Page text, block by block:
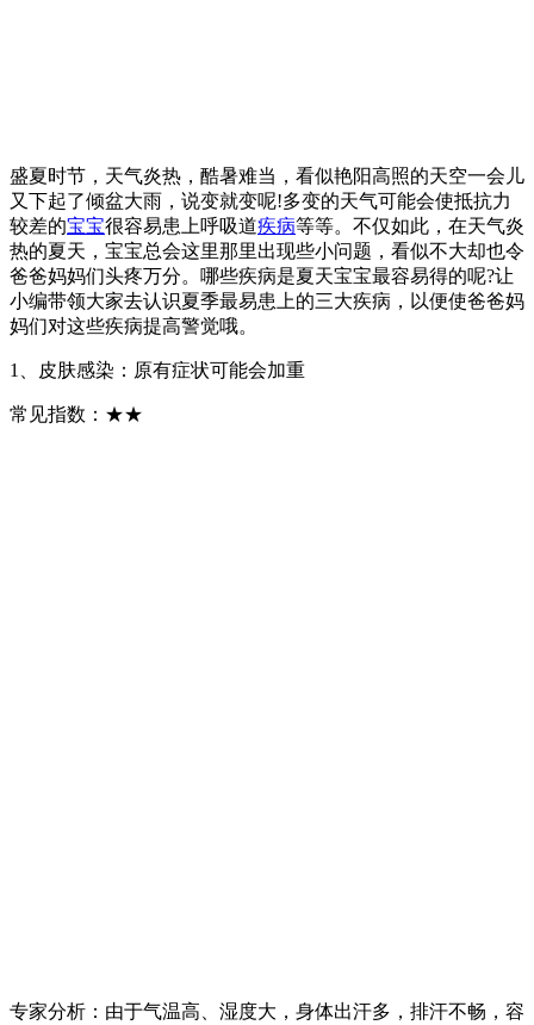
盛夏时节，天气炎热，酷暑难当，看似艳阳高照的天空一会儿
又下起了倾盆大雨，说变就变呢!多变的天气可能会使抵抗力
较差的宝宝很容易患上呼吸道疾病等等。不仅如此，在天气炎
热的夏天，宝宝总会这里那里出现些小问题，看似不大却也令
爸爸妈妈们头疼万分。哪些疾病是夏天宝宝最容易得的呢?让
小编带领大家去认识夏季最易患上的三大疾病，以便使爸爸妈
妈们对这些疾病提高警觉哦。
1、皮肤感染：原有症状可能会加重
常见指数：★★
专家分析：由于气温高、湿度大，身体出汗多，排汗不畅，容